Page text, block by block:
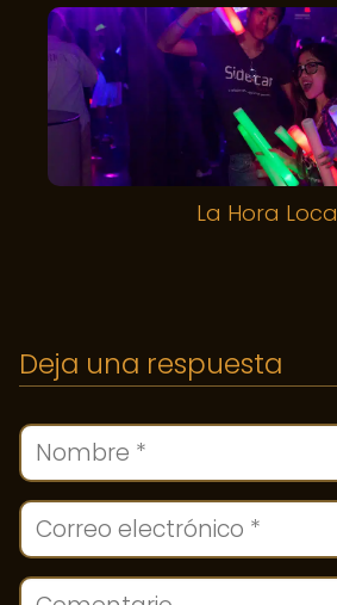
La Hora Loca
Deja una respuesta